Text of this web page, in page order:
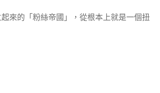
來的「粉絲帝國」，從根本上就是一個扭